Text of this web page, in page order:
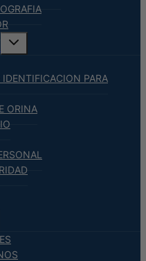
Alternar
menú
IDENTIFICACION PARA
ORINA